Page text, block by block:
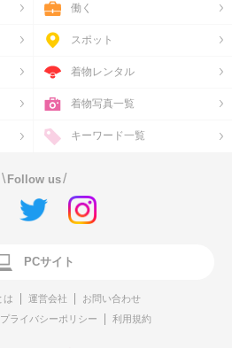
働く
スポット
着物レンタル
着物写真一覧
キーワード一覧
\ Follow us/
PCサイト
は 運営会社
お問い合わせ
プライバシーポリシー 利用規約